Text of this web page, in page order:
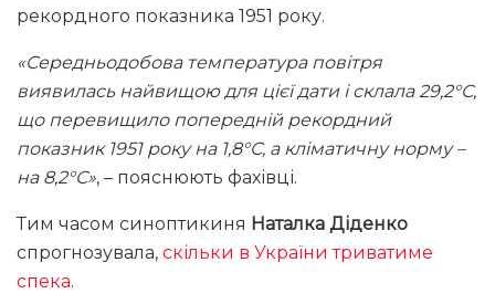
рекордного показника 1951 року.
«Середньодобова температура повітря
виявилась найвищою для цієї дати і склала 29,2°С,
що перевищило попередній рекордний
показник 1951 року на 1,8°С, а кліматичну норму –
на 8,2°С», – пояснюють фахівці.
Тим часом синоптикиня Наталка Діденко
спрогнозувала, скільки в України триватиме
спека.